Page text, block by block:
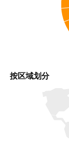
按区域划分